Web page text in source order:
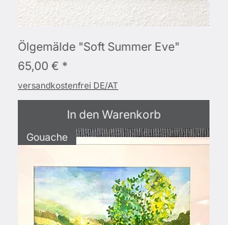
Ölgemälde "Soft Summer Eve"
Preis
65,00 €
versandkostenfrei DE/AT
In den Warenkorb
Gouache